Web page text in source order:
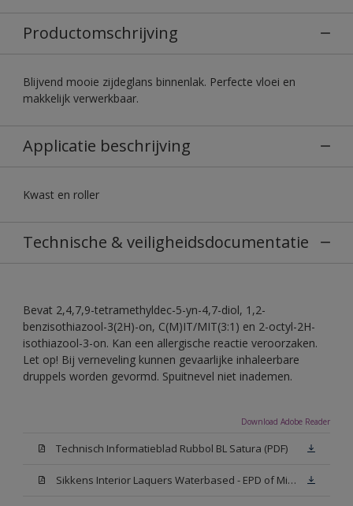
Productomschrijving
Blijvend mooie zijdeglans binnenlak. Perfecte vloei en
makkelijk verwerkbaar.
Applicatie beschrijving
Kwast en roller
Technische & veiligheidsdocumentatie
Bevat 2,4,7,9-tetramethyldec-5-yn-4,7-diol, 1,2-
benzisothiazool-3(2H)-on, C(M)IT/MIT(3:1) en 2-octyl-2H-
isothiazool-3-on. Kan een allergische reactie veroorzaken.
Let op! Bij verneveling kunnen gevaarlijke inhaleerbare
druppels worden gevormd. Spuitnevel niet inademen.
Download Adobe Reader
Technisch Informatieblad Rubbol BL Satura (PDF)
Sikkens Interior Laquers Waterbased - EPD of Milieuproductverklaring